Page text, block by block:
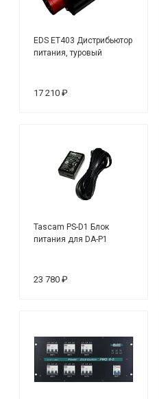
EDS ET403 Дистрибьютор
питания, туровый
17 210 ₽
Tascam PS-D1 Блок
питания для DA-P1
23 780 ₽